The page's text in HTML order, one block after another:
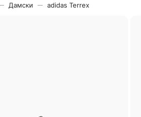
Дамски adidas Terrex